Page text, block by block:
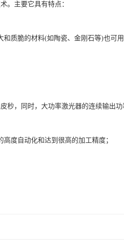
。主要它具有特点：
质脆的材料(如陶瓷、金刚石等)也可
秒，同时，大功率激光器的连续输出
度自动化和达到很高的加工精度；